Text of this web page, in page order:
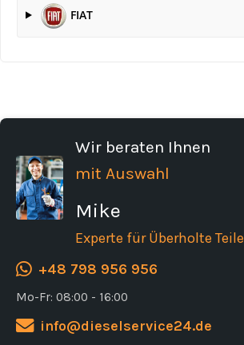
FIAT
Wir beraten Ihnen
mit Auswahl
Mike
Experte für Überholte Teile
+48 798 956 956
Mo-Fr: 08:00 - 16:00
info@dieselservice24.de